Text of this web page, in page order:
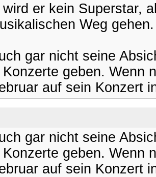
er kein Superstar,
Weg gehen.
gar nicht seine
geben. Wenn
auf sein Konzert
gar nicht seine
geben. Wenn
auf sein Konzert